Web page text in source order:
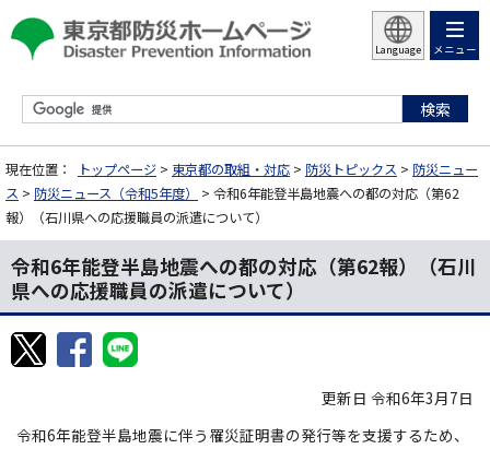
Language メニュー
現在位置： トップページ > 東京都の取組・対応 > 防災トピックス > 防災ニュー
ス > 防災ニュース（令和5年度）
> 令和6年能登半島地震への都の対応（第62
報）（石川県への応援職員の派遣について）
令和6年能登半島地震への都の対応（第62報）（石川
県への応援職員の派遣について）
更新日 令和6年3月7日
令和6年能登半島地震に伴う罹災証明書の発行等を支援するため、